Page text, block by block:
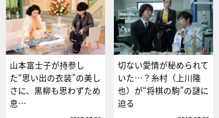
山本富士子が持参し
た“思い出の衣装”の美し
さに、黒柳も思わずため
息…
切ない愛情が秘められて
いた…？糸村（上川隆
也）が“将棋の駒”の謎に
迫る